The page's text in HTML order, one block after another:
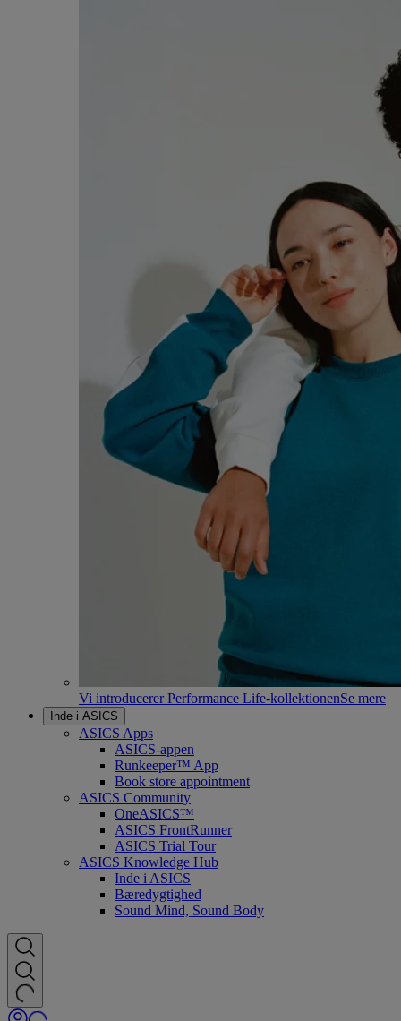
Vi introducerer Performance Life-kollektionenSe mere
Inde i ASICS
ASICS Apps
ASICS-appen
Runkeeper™ App
Book store appointment
ASICS Community
OneASICS™
ASICS FrontRunner
ASICS Trial Tour
ASICS Knowledge Hub
Inde i ASICS
Bæredygtighed
Sound Mind, Sound Body